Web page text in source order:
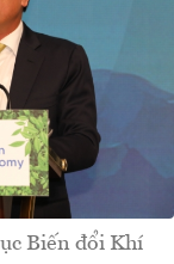
Biến đổi Khí